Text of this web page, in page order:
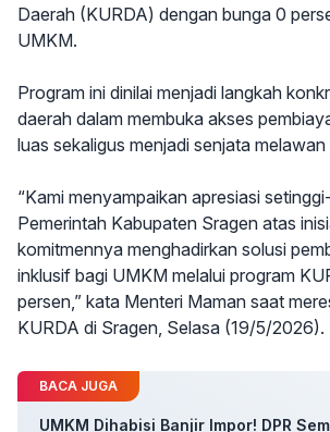
Daerah (KURDA) dengan bunga 0
UMKM.
Program ini dinilai menjadi langkah
daerah dalam membuka akses
luas sekaligus menjadi senjata melawan
“Kami menyampaikan apresiasi
Pemerintah Kabupaten Sragen atas
komitmennya menghadirkan solusi
inklusif bagi UMKM melalui program
persen,” kata Menteri Maman saat
KURDA di Sragen, Selasa (19/5/2026).
BACA JUGA
UMKM Dihabisi Banjir Impor! DPR